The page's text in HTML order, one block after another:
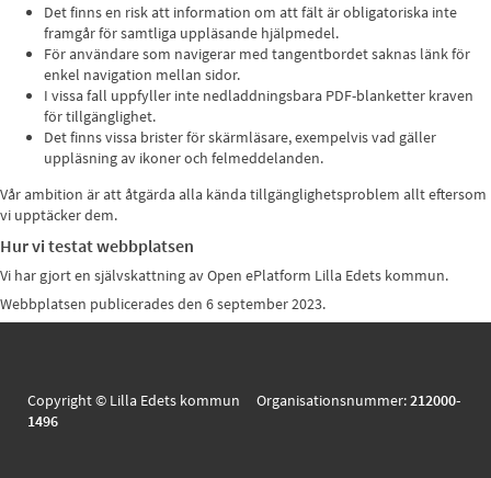
Det finns en risk att information om att fält är obligatoriska inte
framgår för samtliga uppläsande hjälpmedel.
För användare som navigerar med tangentbordet saknas länk för
enkel navigation mellan sidor.
I vissa fall uppfyller inte nedladdningsbara PDF-blanketter kraven
för tillgänglighet.
Det finns vissa brister för skärmläsare, exempelvis vad gäller
uppläsning av ikoner och felmeddelanden.
Vår ambition är att åtgärda alla kända tillgänglighetsproblem allt eftersom
vi upptäcker dem.
Hur vi testat webbplatsen
Vi har gjort en självskattning av Open ePlatform Lilla Edets kommun.
Webbplatsen publicerades den 6 september 2023.
Copyright © Lilla Edets kommun Organisationsnummer:212000-
1496